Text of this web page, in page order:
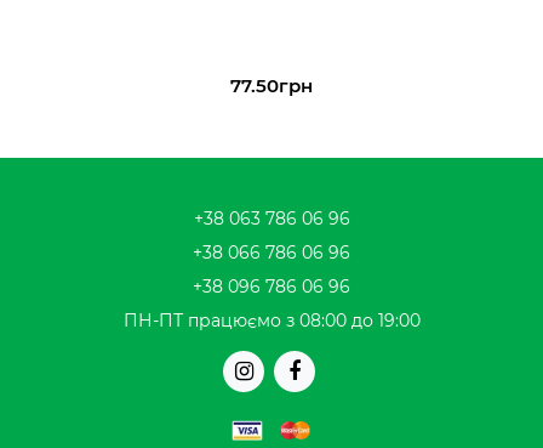
77.50грн
+38 063 786 06 96
+38 066 786 06 96
+38 096 786 06 96
ПН-ПТ працюємо з 08:00 до 19:00